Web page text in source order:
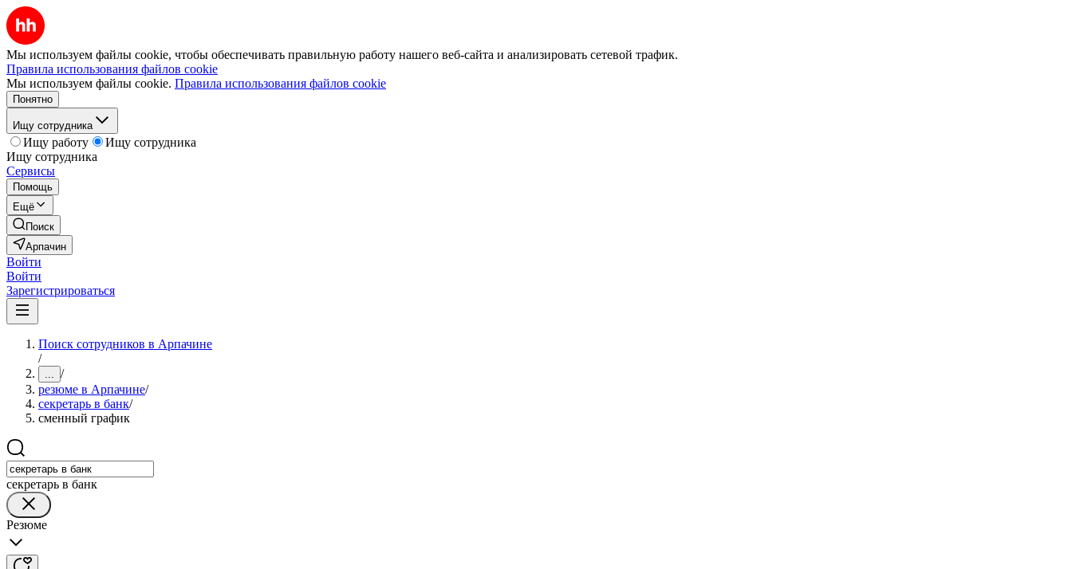
Мы используем файлы cookie, чтобы обеспечивать правильную работу нашего веб-сайта и анализировать сетевой трафик.
Правила использования файлов cookie
Мы используем файлы cookie. Правила использования файлов cookie
Понятно
Ищу сотрудника
Ищу работу
Ищу сотрудника
Ищу сотрудника
Сервисы
Помощь
Ещё
Поиск
Арпачин
Войти
Войти
Зарегистрироваться
Поиск сотрудников в Арпачине
/
... /
резюме в Арпачине/
секретарь в банк/
сменный график
секретарь в банк
Резюме